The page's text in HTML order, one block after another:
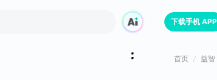
下载手机 APP
首页 益智